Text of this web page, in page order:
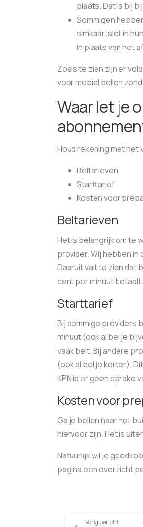
plaats. Dat is bij
Sommigen
simkaartslot in
in plaats van het
Zoals te zien zijn er
voor mobiel bellen
Waar let je
Houd rekening met het
Beltarieven
Starttarief
Kosten voor
Beltarieven
Het is belangrijk om te
provider. Wij hebben
Daaruit valt te zien dat
cent per minuut
Starttarief
Bij sommige providers
minuut (ook al bel je
vaak belt. Bij andere
(ook al bel je korter).
KPN is er geen sprake
Kosten voor
Ga je bellen naar het
hiervoor zijn. Het is
Natuurlijk wil je
pagina een overzicht
Vorig bericht